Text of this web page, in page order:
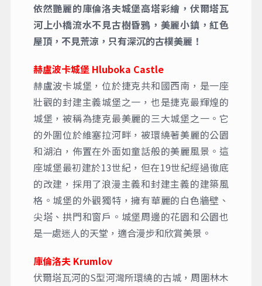
依然艷麗的庫倫洛夫城堡高塔彩繪，伏爾塔瓦
河上小橋流水不見古樹昏鴉，美麗小鎮，紅色
屋頂，不見荒涼，只有深沉的古樸美麗！
赫盧波卡城堡 Hluboka Castle
赫盧波卡城堡，位於捷克共和國西南，是一座
壯觀的封建主義城堡之一，也是捷克最輝煌的
城堡，被稱為捷克最美麗的三大城堡之一。它
的外圍位於維塞拉河畔，被環繞著美麗的公園
和湖泊，佈置在外面如童話般的美麗風景。這
座城堡最初建於13世紀，但在19世紀經過徹底
的改建，採用了浪漫主義和封建主義的建築風
格。城堡的外觀獨特，擁有華麗的白色牆壁、
尖塔、拱門和窗戶。城堡周邊的花園和公園也
是一處迷人的天堂，適合漫步和欣賞美景。
庫倫洛夫 Krumlov
伏爾塔瓦河的S型河灣所環繞的古城，周圍林木